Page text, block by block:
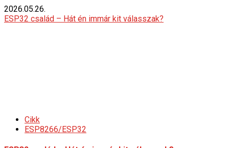
2026.05.26.
ESP32 család – Hát én immár kit válasszak?
Cikk
ESP8266/ESP32